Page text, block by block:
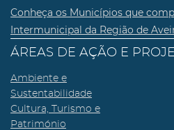
Conheça os Municípios que
Intermunicipal da Região de
ÁREAS DE AÇÃO E
Ambiente e
Sustentabilidade
Cultura, Turismo e
Património